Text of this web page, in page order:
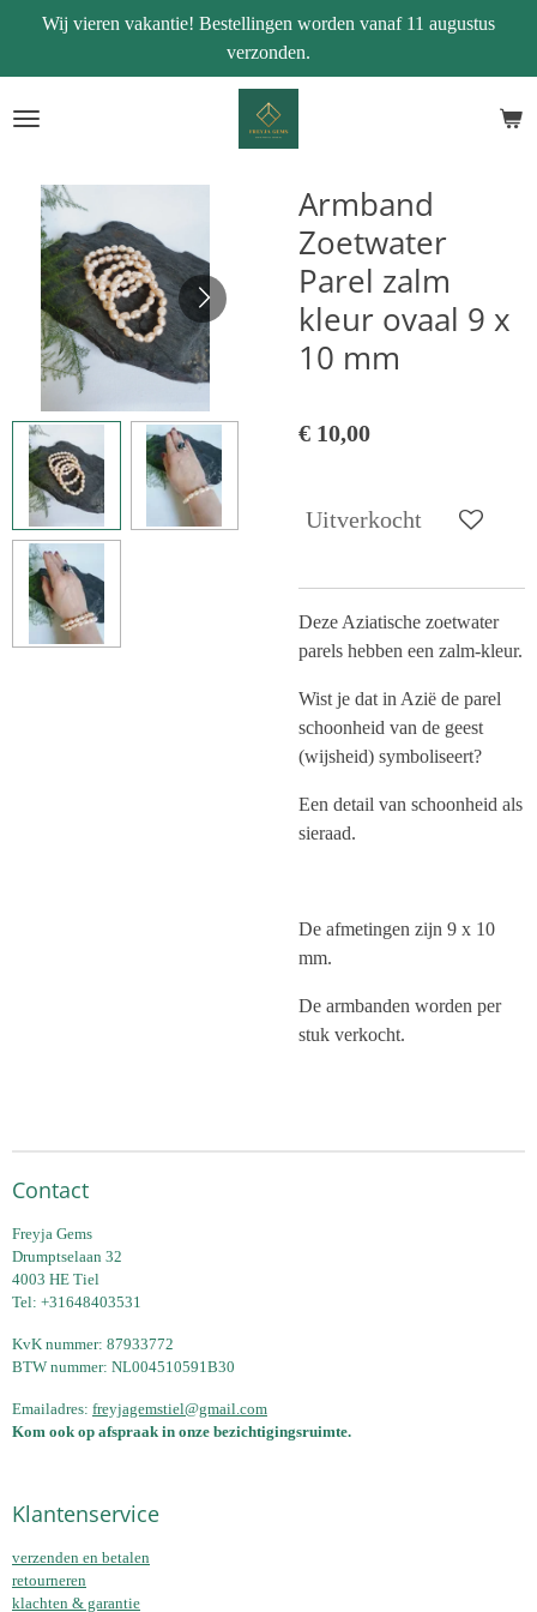
naar
de
Wij vieren vakantie! Bestellingen worden vanaf 11 augustus
verzonden.
Armband
Zoetwater
Parel zalm
kleur ovaal 9 x
10 mm
€ 10,00
Uitverkocht
Deze Aziatische zoetwater
parels hebben een zalm-kleur.
Wist je dat in Azië de parel
schoonheid van de geest
(wijsheid) symboliseert?
Een detail van schoonheid als
sieraad.
De afmetingen zijn 9 x 10
mm.
De armbanden worden per
stuk verkocht.
Contact
Freyja Gems
Drumptselaan 32
4003 HE Tiel
Tel: +31648403531
KvK nummer: 87933772
BTW nummer: NL004510591B30
Emailadres: freyjagemstiel@gmail.com
Kom ook op afspraak in onze bezichtigingsruimte.
Klantenservice
verzenden en betalen
retourneren
klachten & garantie